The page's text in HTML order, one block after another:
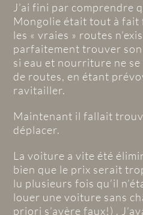
J’ai fini par comprendre
Mongolie était tout à fait
les « vraies » routes
parfaitement trouver son
si eau et nourriture ne
de routes, en étant
ravitailler.
Maintenant il fallait
déplacer.
La voiture a vite été
bien que le prix serait
lu plusieurs fois qu’il
louer une voiture sans
priori s’avère faux!) .